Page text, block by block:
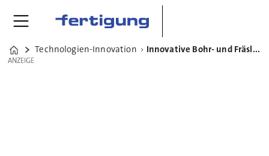
Home
Technologien-Innovation Innovative Bohr- und Fräslösungen von Paul Horn
ANZEIGE
ANZEIGE